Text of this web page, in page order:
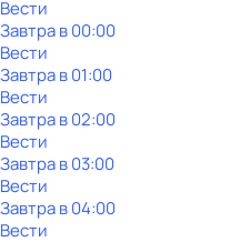
Вести
Завтра в 00:00
Вести
Завтра в 01:00
Вести
Завтра в 02:00
Вести
Завтра в 03:00
Вести
Завтра в 04:00
Вести